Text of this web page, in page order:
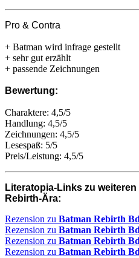
Pro & Contra
+ Batman wird infrage gestellt
+ sehr gut erzählt
+ passende Zeichnungen
Bewertung:
Charaktere: 4,5/5
Handlung: 4,5/5
Zeichnungen: 4,5/5
Lesespaß: 5/5
Preis/Leistung: 4,5/5
Literatopia-Links zu
Rebirth-Ära:
Rezension zu Batman Rebirth
Rezension zu Batman Rebirth
Rezension zu Batman Rebirth
Rezension zu Batman Rebirth